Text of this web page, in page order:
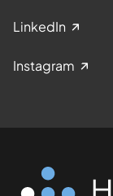
LinkedIn
Instagram